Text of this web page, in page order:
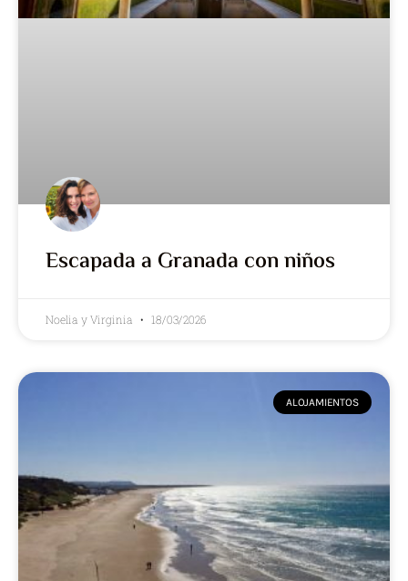
Escapada a Granada con niños
Noelia y Virginia 18/03/2026
ALOJAMIENTOS